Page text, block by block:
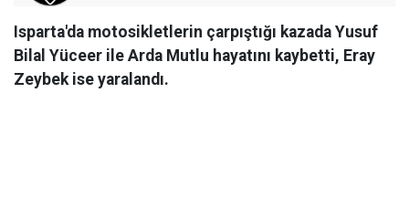
Isparta'da motosikletlerin çarpıştığı kazada Yusuf
Bilal Yüceer ile Arda Mutlu hayatını kaybetti, Eray
Zeybek ise yaralandı.